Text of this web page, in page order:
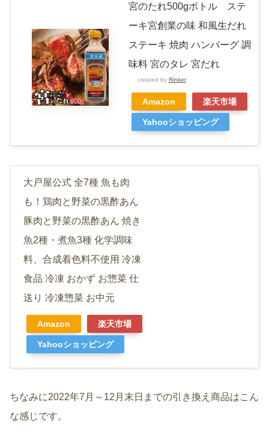
宮のたれ500gボトル ステ
ーキ宮創業の味 和風生だれ
ステーキ 焼肉 ハンバーグ 調
味料 宮のタレ 宮だれ
created by Rinker
Amazon 楽天市場
Yahooショッピング
大戸屋公式 全7種 魚も肉
も！鶏肉と野菜の黒酢あん
豚肉と野菜の黒酢あん 焼き
魚2種・煮魚3種 化学調味
料、合成着色料不使用 冷凍
食品 冷凍 おかず お惣菜 仕
送り 冷凍惣菜 お中元
Amazon 楽天市場
Yahooショッピング
ちなみに2022年7月～12月末日までの引き換え商品はこん
な感じです。